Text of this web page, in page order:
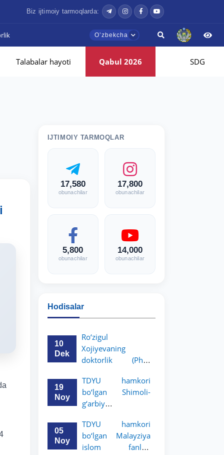
Biz ijtimoiy tarmoqlarda:
Oʼzbekcha
Talabalar hayoti Qabul 2026 SDG
IJTIMOIY TARMOQLAR
17,580
obunachilar
17,800
obunachilar
5,800
obunachilar
14,000
obunachilar
Hodisalar
10
Dek
Ro‘zigul
Xojiyevaning
doktorlik (PhD)
himoyasi bo‘lib
o‘tadi
19
Noy
TDYU hamkori
bo‘lgan Shimoli-
g‘arbiy
huquq universiteti
2-3-kurs talabalari
uchun akademik
05
Noy
TDYU hamkori
bo‘lgan Malayziya
islom fanlari